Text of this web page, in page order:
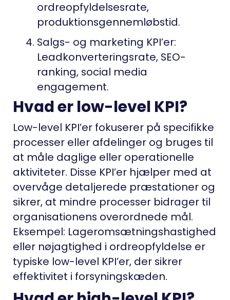
ordreopfyldelsesrate,
produktionsgennemløbstid.
Salgs- og marketing KPI’er:
Leadkonverteringsrate, SEO-
ranking, social media
engagement.
Hvad er low-level KPI?
Low-level KPI’er fokuserer på specifikke
processer eller afdelinger og bruges til
at måle daglige eller operationelle
aktiviteter. Disse KPI’er hjælper med at
overvåge detaljerede præstationer og
sikrer, at mindre processer bidrager til
organisationens overordnede mål.
Eksempel: Lageromsætningshastighed
eller nøjagtighed i ordreopfyldelse er
typiske low-level KPI’er, der sikrer
effektivitet i forsyningskæden.